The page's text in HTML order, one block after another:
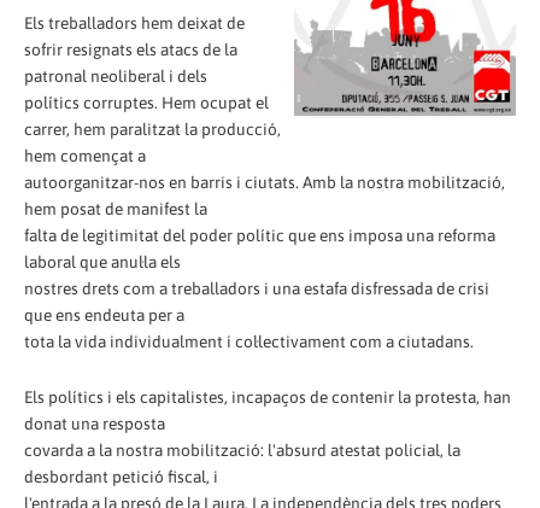
Els treballadors hem deixat de
sofrir resignats els atacs de la
patronal neoliberal i dels
polítics corruptes. Hem ocupat el
carrer, hem paralitzat la producció,
hem començat a
autoorganitzar-nos en barris i ciutats. Amb la nostra mobilització,
hem posat de manifest la
falta de legitimitat del poder polític que ens imposa una reforma
laboral que anul·la els
nostres drets com a treballadors i una estafa disfressada de crisi
que ens endeuta per a
tota la vida individualment i col·lectivament com a ciutadans.
Els polítics i els capitalistes, incapaços de contenir la protesta, han
donat una resposta
covarda a la nostra mobilització: l'absurd atestat policial, la
desbordant petició fiscal, i
l'entrada a la presó de la Laura. La independència dels tres poders